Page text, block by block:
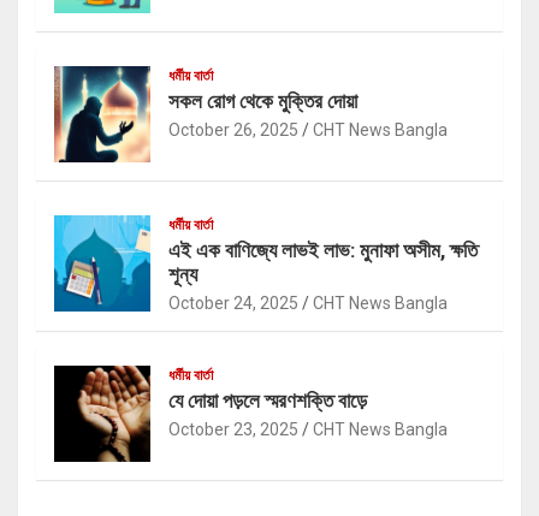
ধর্মীয় বার্তা
সকল রোগ থেকে মুক্তির দোয়া
October 26, 2025 CHT News Bangla
ধর্মীয় বার্তা
এই এক বাণিজ্যে লাভই লাভ: মুনাফা অসীম, ক্ষতি
শূন্য
October 24, 2025 CHT News Bangla
ধর্মীয় বার্তা
যে দোয়া পড়লে স্মরণশক্তি বাড়ে
October 23, 2025 CHT News Bangla